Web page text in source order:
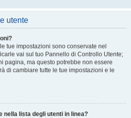
utente
tue impostazioni sono conservate nel
vai sul tuo Pannello di Controllo Utente;
pagina, ma questo potrebbe non essere
di cambiare tutte le tue impostazioni e le
nella lista degli utenti in linea?